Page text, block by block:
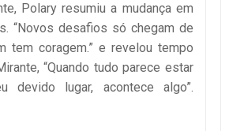
Polary resumiu a mudança em
“Novos desafios só chegam de
tem coragem.” e revelou tempo
“Quando tudo parece estar
devido lugar, acontece algo”.